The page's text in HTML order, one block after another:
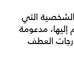
التي
مدعومة
العطف